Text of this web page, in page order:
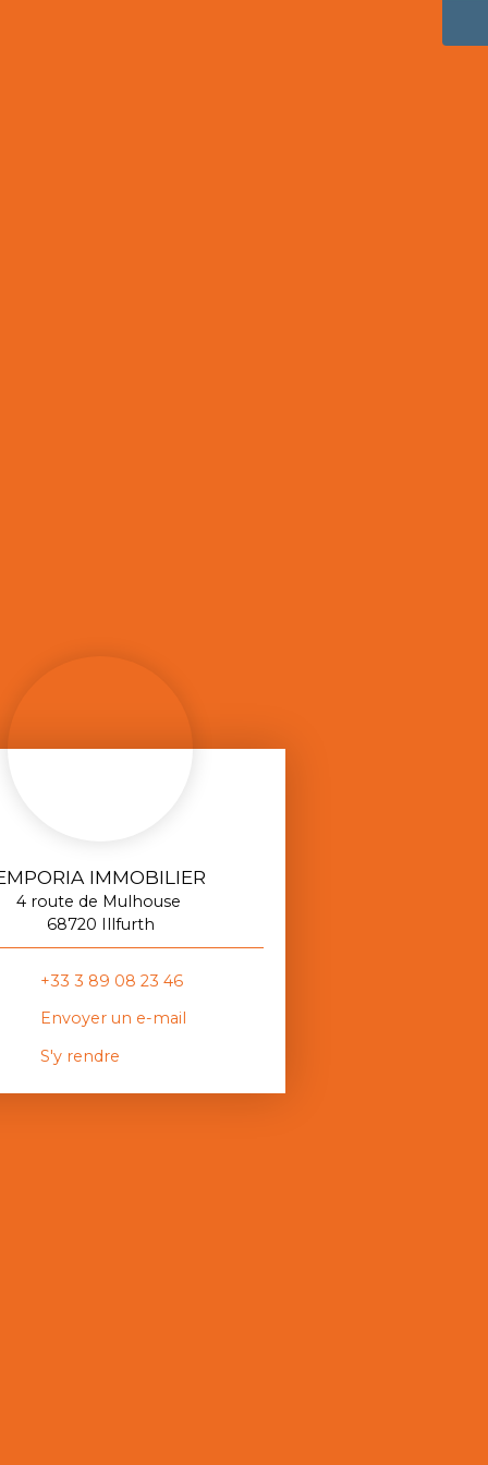
IMMOBILIER
4 route de Mulhouse
68720 Illfurth
+33 3 89 08 23 46
Envoyer un e-mail
S'y rendre